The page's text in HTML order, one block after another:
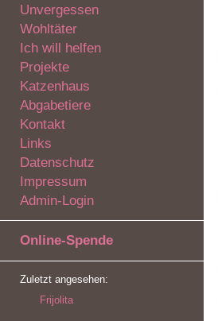
Unvergessen
Wohltäter
Ich will helfen
Projekte
Katzenhaus
Abgabetiere
Kontakt
Links
Datenschutz
Impressum
Admin-Login
Online-Spende
Zuletzt angesehen:
Frijolita